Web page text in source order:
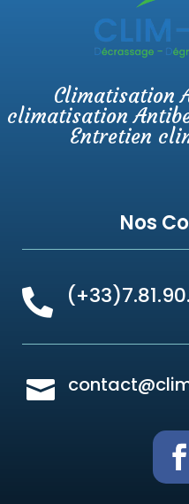
Climatisation
climatisation
Entretien
Nos

